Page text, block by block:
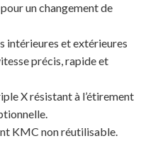
un changement de
intérieures et extérieures
précis, rapide et
X résistant à l’étirement
KMC non réutilisable.